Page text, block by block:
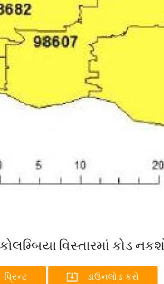
વિસ્તારમાં કોડ
પ્રિન્ટ system_update_alt ડાઉનલોડ કરો